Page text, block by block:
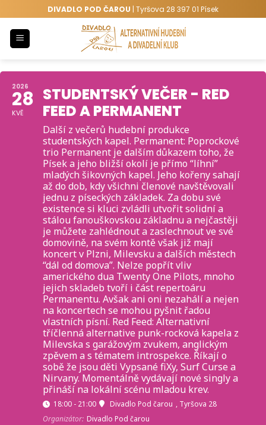
na
obsah
DIVADLO POD ČAROU | Tyršova 28 397 01 Písek
2026
28
KVĚ
STUDENTSKÝ VEČER - RED
FEED A PERMANENT
Další z večerů hudební produkce
studentských kapel. Permanent: Poprockové
trio Permanent je dalším důkazem toho, že
Písek a jeho bližší okolí je přímo “líhní”
mladých šikovných kapel. Jeho kořeny sahají
až do dob, kdy všichni členové navštěvovali
jednu z píseckých základek. Za dobu své
existence si kluci zvládli utvořit solidní a
stálou fanouškovskou základnu a nejčastěji
je můžete zahlédnout a zaslechnout ve své
domovině, na svém kontě však již mají
koncert v Plzni, Milevsku a dalších městech
“dál od domova”. Nelze popřít vliv
amerického dua Twenty One Pilots, mnoho
jejich skladeb tvoří i část repertoáru
Permanentu. Avšak ani oni nezahálí a nejen
na koncertech se mohou pyšnit řadou
vlastních písní. Red Feed: Alternativní
tříčlenná alternative punk-rocková kapela z
Milevska s garážovým zvukem, anglickým
zpěvem a s tématem introspekce. Říkají o
sobě že jsou děti Vypsané fiXy, Surf Curse a
Nirvany. Momentálně vydávají nové singly a
přináší na lokální scénu mladou krev.
18:00 - 21:00 Divadlo Pod čarou , Tyršova 28
Organizátor: Divadlo Pod čarou